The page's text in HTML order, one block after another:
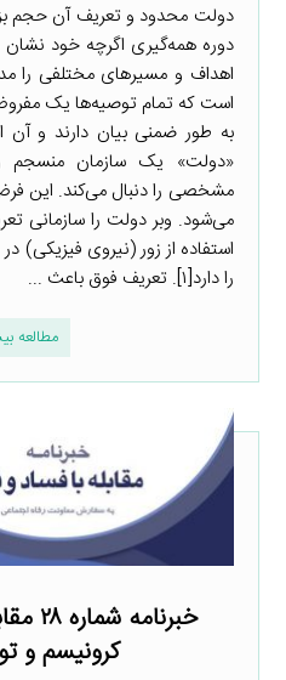
دولت محدود و تعریف آن حجم
دوره همه‌گیری اگرچه خود
اهداف و مسیرهای مختلفی را
است که تمام توصیه‌ها یک
به طور ضمنی بیان دارند و آن
«دولت» یک سازمان منسجم
مشخصی را دنبال می‌کند. این
می‌شود. وبر دولت را سازمانی
استفاده از زور (نیروی
را دارد[۱]. تعریف فوق باعث ...
مطالعه
کرونیسم و